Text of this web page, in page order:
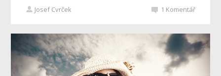
Josef Cvrček 1 Komentář